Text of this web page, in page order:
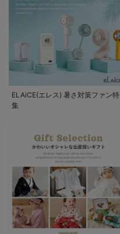
ELAiCE(エレス) 暑さ対策ファン特
集